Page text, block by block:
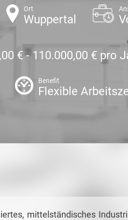
Ort
Wuppertal
€ - 110.000,00 € pro
Benefit
Flexible
mittelständisches